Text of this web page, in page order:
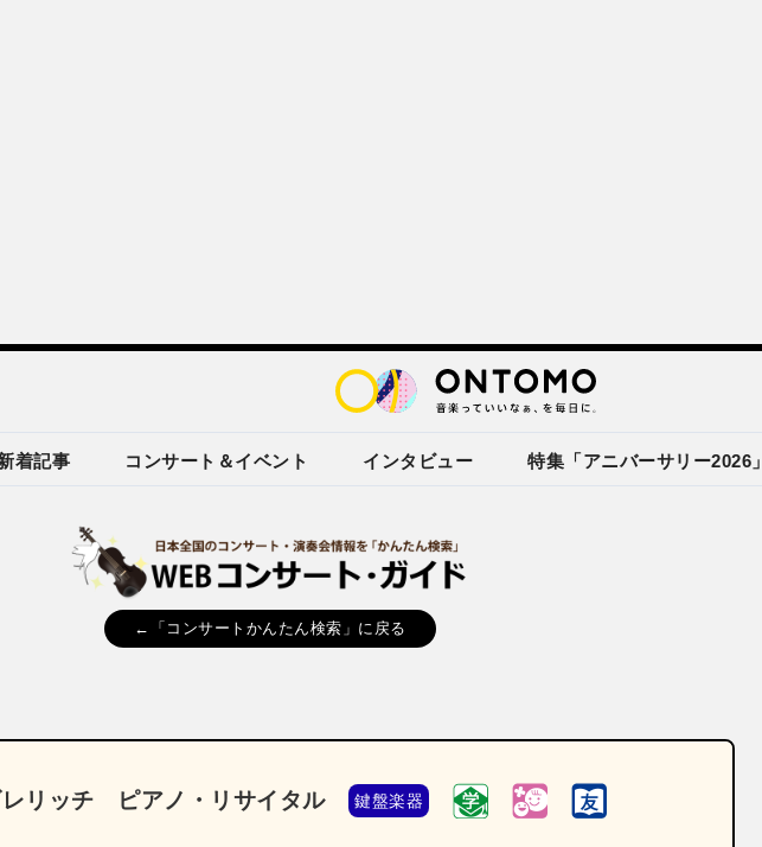
着記事 コンサート＆イベント インタビュー 特集「アニバーサリー2026」
←「コンサートかんたん検索」に戻る
レリッチ ピアノ・リサイタル 鍵盤楽器